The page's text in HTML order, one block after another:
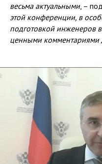
весьма актуальными, –
этой конференции, в
подготовкой инженеров
ценными комментариями